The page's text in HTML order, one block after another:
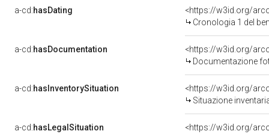
a-cd:hasDating
<https://w3id.org/
Cronologia 1 del
a-cd:hasDocumentation
Documentazione
a-cd:hasInventorySituation
<https://w3id.org/
Situazione
a-cd:hasLegalSituation